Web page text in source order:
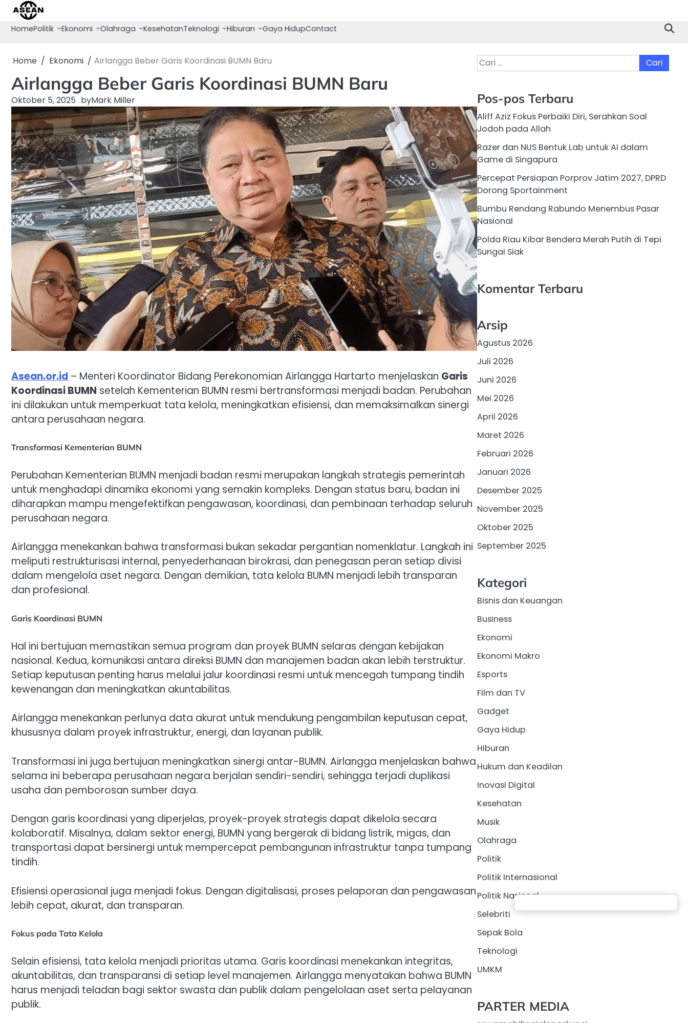
Skip
content
HomePolitik Ekonomi Olahraga KesehatanTeknologi Hiburan Gaya HidupContact
Home Ekonomi Airlangga Beber Garis Koordinasi BUMN Baru
Airlangga Beber Garis Koordinasi BUMN Baru
Oktober 5, 2025 byMark Miller
Asean.or.id – Menteri Koordinator Bidang Perekonomian Airlangga Hartarto menjelaskan Garis
Koordinasi BUMN setelah Kementerian BUMN resmi bertransformasi menjadi badan. Perubahan
ini dilakukan untuk memperkuat tata kelola, meningkatkan efisiensi, dan memaksimalkan sinergi
antara perusahaan negara.
Transformasi Kementerian BUMN
Perubahan Kementerian BUMN menjadi badan resmi merupakan langkah strategis pemerintah
untuk menghadapi dinamika ekonomi yang semakin kompleks. Dengan status baru, badan ini
diharapkan mampu mengefektifkan pengawasan, koordinasi, dan pembinaan terhadap seluruh
perusahaan negara.
Airlangga menekankan bahwa transformasi bukan sekadar pergantian nomenklatur. Langkah ini
meliputi restrukturisasi internal, penyederhanaan birokrasi, dan penegasan peran setiap divisi
dalam mengelola aset negara. Dengan demikian, tata kelola BUMN menjadi lebih transparan
dan profesional.
Garis Koordinasi BUMN
Hal ini bertujuan memastikan semua program dan proyek BUMN selaras dengan kebijakan
nasional. Kedua, komunikasi antara direksi BUMN dan manajemen badan akan lebih terstruktur.
Setiap keputusan penting harus melalui jalur koordinasi resmi untuk mencegah tumpang tindih
kewenangan dan meningkatkan akuntabilitas.
Airlangga menekankan perlunya data akurat untuk mendukung pengambilan keputusan cepat,
khususnya dalam proyek infrastruktur, energi, dan layanan publik.
Transformasi ini juga bertujuan meningkatkan sinergi antar-BUMN. Airlangga menjelaskan bahwa
selama ini beberapa perusahaan negara berjalan sendiri-sendiri, sehingga terjadi duplikasi
usaha dan pemborosan sumber daya.
Dengan garis koordinasi yang diperjelas, proyek-proyek strategis dapat dikelola secara
kolaboratif. Misalnya, dalam sektor energi, BUMN yang bergerak di bidang listrik, migas, dan
transportasi dapat bersinergi untuk mempercepat pembangunan infrastruktur tanpa tumpang
tindih.
Efisiensi operasional juga menjadi fokus. Dengan digitalisasi, proses pelaporan dan pengawasan
lebih cepat, akurat, dan transparan.
Fokus pada Tata Kelola
Selain efisiensi, tata kelola menjadi prioritas utama. Garis koordinasi menekankan integritas,
akuntabilitas, dan transparansi di setiap level manajemen. Airlangga menyatakan bahwa BUMN
harus menjadi teladan bagi sektor swasta dan publik dalam pengelolaan aset serta pelayanan
publik.
Cari
untuk:
Pos-pos Terbaru
Aliff Aziz Fokus Perbaiki Diri, Serahkan Soal
Jodoh pada Allah
Razer dan NUS Bentuk Lab untuk AI dalam
Game di Singapura
Percepat Persiapan Porprov Jatim 2027, DPRD
Dorong Sportainment
Bumbu Rendang Rabundo Menembus Pasar
Nasional
Polda Riau Kibar Bendera Merah Putih di Tepi
Sungai Siak
Komentar Terbaru
Arsip
Agustus 2026
Juli 2026
Juni 2026
Mei 2026
April 2026
Maret 2026
Februari 2026
Januari 2026
Desember 2025
November 2025
Oktober 2025
September 2025
Kategori
Bisnis dan Keuangan
Business
Ekonomi
Ekonomi Makro
Esports
Film dan TV
Gadget
Gaya Hidup
Hiburan
Hukum dan Keadilan
Inovasi Digital
Kesehatan
Musik
Olahraga
Politik
Politik Internasional
Politik Nasional
Selebriti
Sepak Bola
Teknologi
UMKM
PARTER MEDIA